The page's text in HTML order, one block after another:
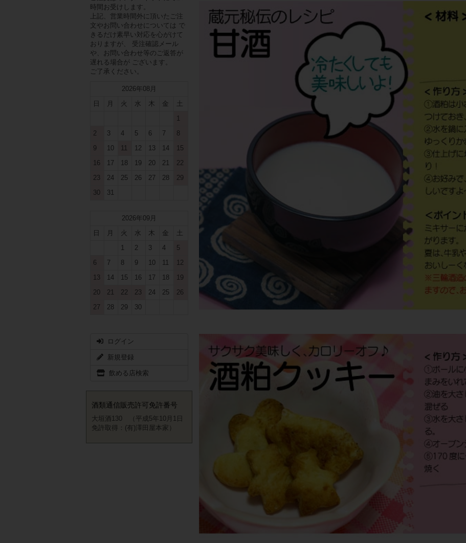
時間お受けします。
上記、営業時間外に頂いたご注
文やお問い合わせについては で
きるだけ素早い対応を心がけて
おりますが、 受注確認メール
や、お問い合わせ等のご返答が
遅れる場合が ございます。
ご了承ください。
2026年08月
日
月 火 水 木 金
1
2
3 4 5 6 7
8
9
10 11 12 13 14
15
16
17 18 19 20 21
22
23
24 25 26 27 28
29
30
31
2026年09月
日
月 火 水 木 金
1
2 3 4
5
6
7 8 9 10 11
12
13
14 15 16 17 18
19
20
21 22 23 24 25
26
27
28 29 30
ログイン
新規登録
飲める店検索
酒類通信販売許可免許番号
大垣酒130 （平成5年10月1日
免許取得：(有)澤田屋本家）